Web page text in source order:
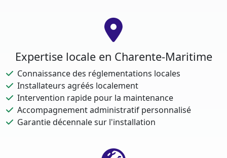
Expertise locale en Charente-Maritime
Connaissance des réglementations locales
Installateurs agréés localement
Intervention rapide pour la maintenance
Accompagnement administratif personnalisé
Garantie décennale sur l'installation